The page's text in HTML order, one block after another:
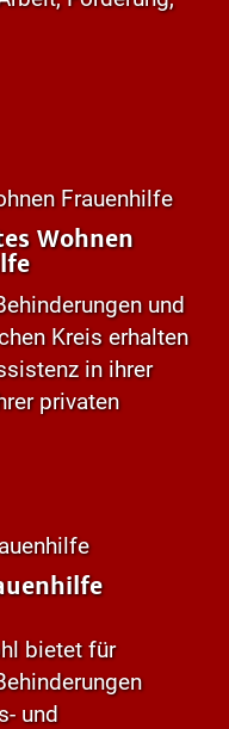
Wohnen
und
Kreis erhalten
in ihrer
privaten
bietet für
und